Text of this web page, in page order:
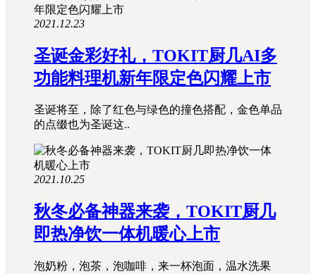
2021.12.23
圣诞金彩好礼，TOKIT厨几AI多
功能料理机新年限定色闪耀上市
圣诞将至，除了红色与绿色的撞色搭配，金色单品
的点缀也为圣诞这..
2021.10.25
秋冬必备神器来袭，TOKIT厨几
即热净饮一体机暖心上市
泡奶粉，泡茶，泡咖啡，来一杯泡面，温水洗果